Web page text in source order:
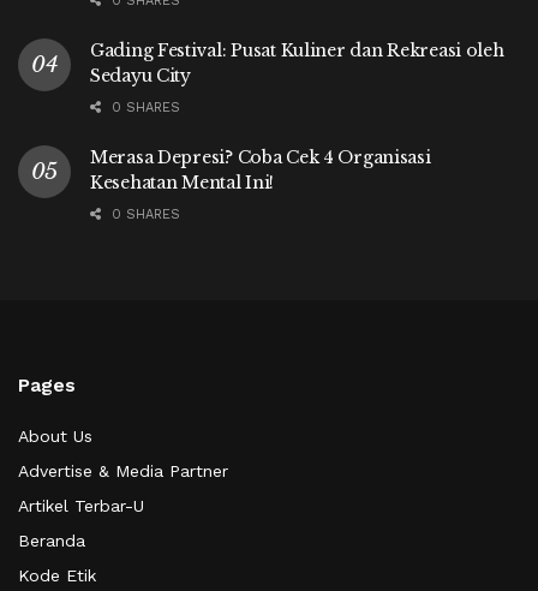
Gading Festival: Pusat Kuliner dan Rekreasi oleh
Sedayu City
0 SHARES
Merasa Depresi? Coba Cek 4 Organisasi
Kesehatan Mental Ini!
0 SHARES
Pages
About Us
Advertise & Media Partner
Artikel Terbar-U
Beranda
Kode Etik